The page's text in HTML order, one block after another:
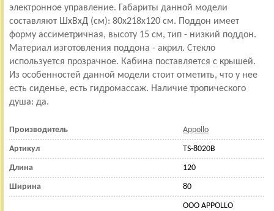
электронное управление. Габариты данной модели
составляют ШхВхД (см): 80x218x120 см. Поддон имеет
форму ассиметричная, высоту 15 см, тип - низкий поддон.
Материал изготовления поддона - акрил. Стекло
используется прозрачное. Кабина поставляется с крышей.
Из особенностей данной модели стоит отметить, что у нее
есть сиденье, есть гидромассаж. Наличие тропического
душа: да.
Производитель Appollo
Артикул TS-8020B
Длина 120
Ширина 80
OOO APPOLLO